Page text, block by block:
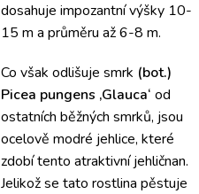
dosahuje impozantní výšky 10-
15 m a průměru až 6-8 m.
Co však odlišuje smrk (bot.)
Picea pungens ‚Glauca‘ od
ostatních běžných smrků, jsou
ocelově modré jehlice, které
zdobí tento atraktivní jehličnan.
Jelikož se tato rostlina pěstuje